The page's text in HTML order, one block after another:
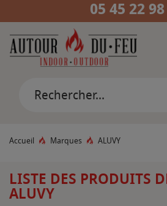
05 45 22
Accueil Marques ALUVY
LISTE DES PRODUITS
ALUVY